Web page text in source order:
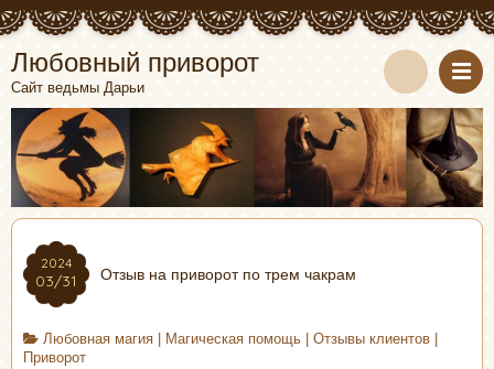
Любовный приворот
Сайт ведьмы Дарьи
2024
03/31 Отзыв на приворот по трем чакрам
Любовная магия| Магическая помощь| Отзывы клиентов|
Приворот